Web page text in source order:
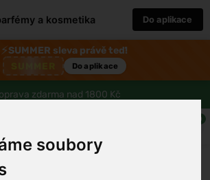
soubory
a kosmetika Do aplikace
⚡SUMMER sleva právě teď!
Do aplikace
zdarma nad 1800 Kč
0